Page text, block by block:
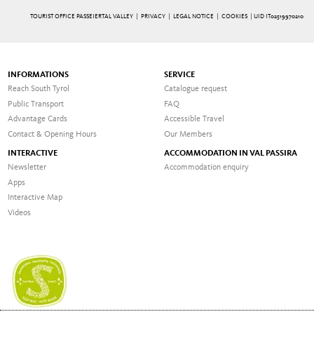
TOURIST OFFICE PASSEIERTAL VALLEY | PRIVACY| LEGAL NOTICE COOKIES | UID IT02519970210
INFORMATIONS
Reach South Tyrol
Public Transport
Advantage Cards
Contact & Opening Hours
SERVICE
Catalogue request
FAQ
Accessible Travel
Our Members
INTERACTIVE
Newsletter
Apps
Interactive Map
Videos
ACCOMMODATION IN VAL PASSIRA
Accommodation enquiry